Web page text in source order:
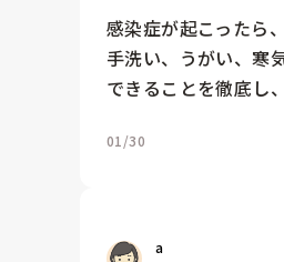
感染症が起こったら
手洗い、うがい、寒
できることを徹底し
01/30
a